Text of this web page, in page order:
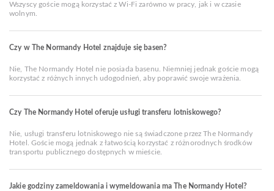
Wszyscy goście mogą korzystać z Wi-Fi zarówno w pracy, jak i w czasie
wolnym.
Czy w The Normandy Hotel znajduje się basen?
Nie, The Normandy Hotel nie posiada basenu. Niemniej jednak goście mogą
korzystać z różnych innych udogodnień, aby poprawić swoje wrażenia.
Czy The Normandy Hotel oferuje usługi transferu lotniskowego?
Nie, usługi transferu lotniskowego nie są świadczone przez The Normandy
Hotel. Goście mogą jednak z łatwością korzystać z różnorodnych środków
transportu publicznego dostępnych w mieście.
Jakie godziny zameldowania i wymeldowania ma The Normandy Hotel?